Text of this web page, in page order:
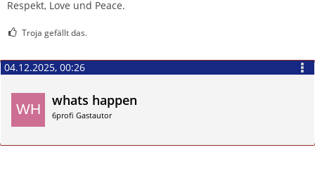
Respekt, Love und Peace.
Troja gefällt das.
04.12.2025, 00:26
whats happen
6profi Gastautor